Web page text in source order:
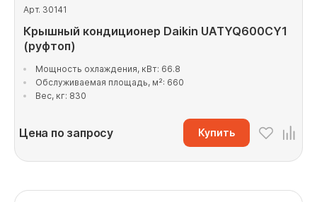
Арт. 30141
Крышный кондиционер Daikin UATYQ600CY1
(руфтоп)
Мощность охлаждения, кВт: 66.8
Обслуживаемая площадь, м²: 660
Вес, кг: 830
Цена по запросу Купить